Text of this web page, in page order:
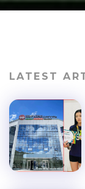
LATEST